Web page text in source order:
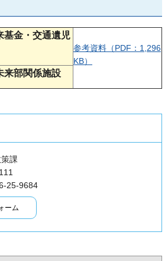
基金・交通遺児
参考資料（PDF：1,296
KB）
来部関係施設
課
25-9684